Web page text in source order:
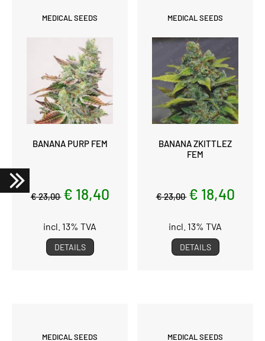
MEDICAL SEEDS
BANANA PURP FEM
€ 23,00 € 18,40
incl. 13% TVA
DETAILS
MEDICAL SEEDS
BANANA ZKITTLEZ
FEM
€ 23,00 € 18,40
incl. 13% TVA
DETAILS
MEDICAL SEEDS MEDICAL SEEDS